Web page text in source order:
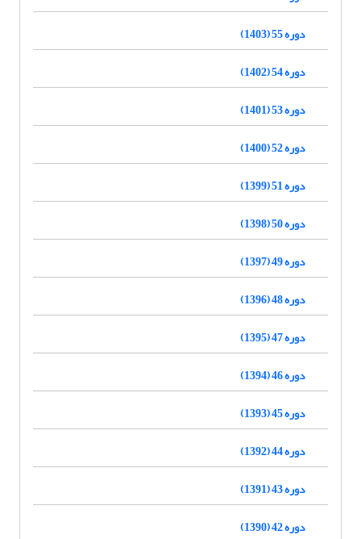
دوره 55 (1403)
دوره 54 (1402)
دوره 53 (1401)
دوره 52 (1400)
دوره 51 (1399)
دوره 50 (1398)
دوره 49 (1397)
دوره 48 (1396)
دوره 47 (1395)
دوره 46 (1394)
دوره 45 (1393)
دوره 44 (1392)
دوره 43 (1391)
دوره 42 (1390)